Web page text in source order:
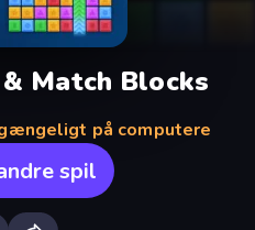
Match Blocks
på computere
spil